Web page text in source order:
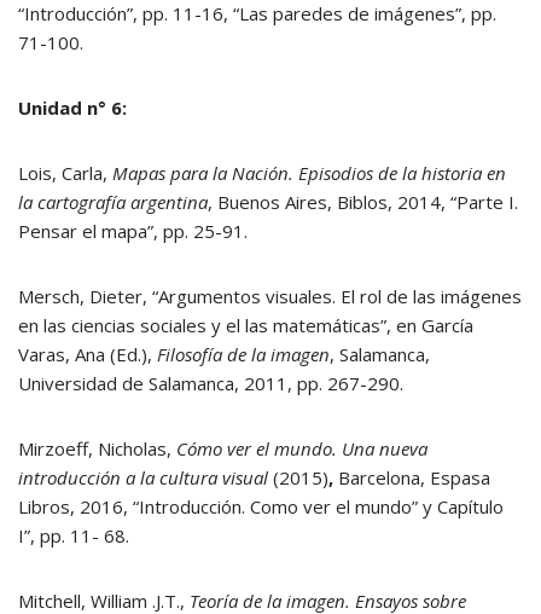
“Introducción”, pp. 11-16, “Las paredes de imágenes”, pp.
71-100.
Unidad n° 6:
Lois, Carla, Mapas para la Nación. Episodios de la historia en
la cartografía argentina, Buenos Aires, Biblos, 2014, “Parte I.
Pensar el mapa”, pp. 25-91.
Mersch, Dieter, “Argumentos visuales. El rol de las imágenes
en las ciencias sociales y el las matemáticas”, en García
Varas, Ana (Ed.), Filosofía de la imagen, Salamanca,
Universidad de Salamanca, 2011, pp. 267-290.
Mirzoeff, Nicholas, Cómo ver el mundo. Una nueva
introducción a la cultura visual (2015), Barcelona, Espasa
Libros, 2016, “Introducción. Como ver el mundo” y Capítulo
I”, pp. 11- 68.
Mitchell, William .J.T., Teoría de la imagen. Ensayos sobre